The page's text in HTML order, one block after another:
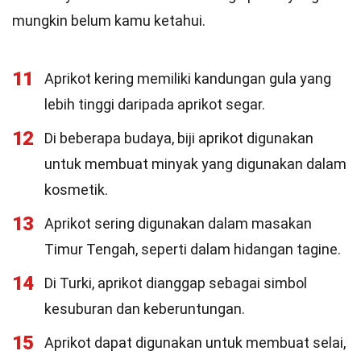
mungkin belum kamu ketahui.
11
Aprikot kering memiliki kandungan gula yang
lebih tinggi daripada aprikot segar.
12
Di beberapa budaya, biji aprikot digunakan
untuk membuat minyak yang digunakan dalam
kosmetik.
13
Aprikot sering digunakan dalam masakan
Timur Tengah, seperti dalam hidangan tagine.
14
Di Turki, aprikot dianggap sebagai simbol
kesuburan dan keberuntungan.
15
Aprikot dapat digunakan untuk membuat selai,